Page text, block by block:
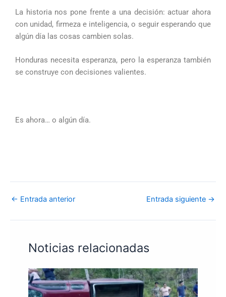
La historia nos pone frente a una decisión: actuar ahora
con unidad, firmeza e inteligencia, o seguir esperando que
algún día las cosas cambien solas.
Honduras necesita esperanza, pero la esperanza también
se construye con decisiones valientes.
Es ahora… o algún día.
← Entrada anterior Entrada siguiente →
Noticias relacionadas